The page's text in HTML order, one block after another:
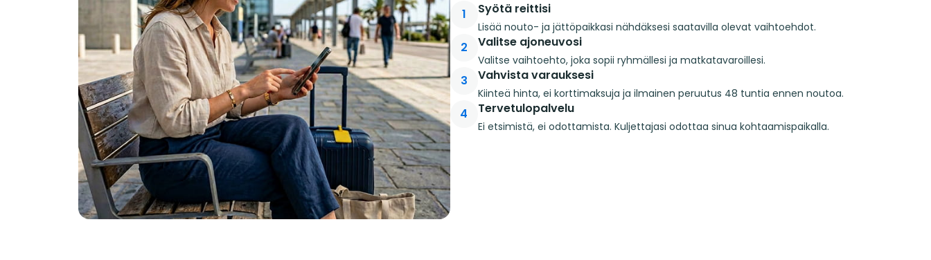
1 Syötä reittisi
Lisää nouto- ja jättöpaikkasi nähdäksesi saatavilla olevat vaihtoehdot.
2 Valitse ajoneuvosi
Valitse vaihtoehto, joka sopii ryhmällesi ja matkatavaroillesi.
3 Vahvista varauksesi
Kiinteä hinta, ei korttimaksuja ja ilmainen peruutus 48 tuntia ennen noutoa.
4 Tervetulopalvelu
Ei etsimistä, ei odottamista. Kuljettajasi odottaa sinua kohtaamispaikalla.